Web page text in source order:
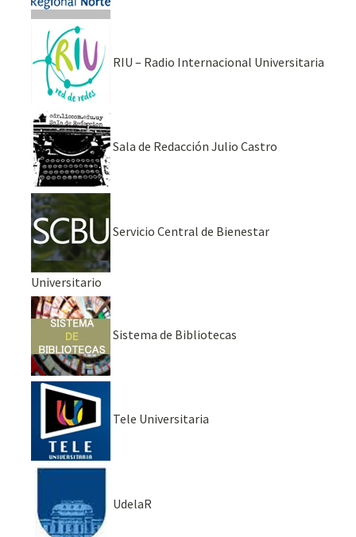
RIU – Radio Internacional Universitaria
Sala de Redacción Julio Castro
Servicio Central de Bienestar
Universitario
Sistema de Bibliotecas
Tele Universitaria
UdelaR